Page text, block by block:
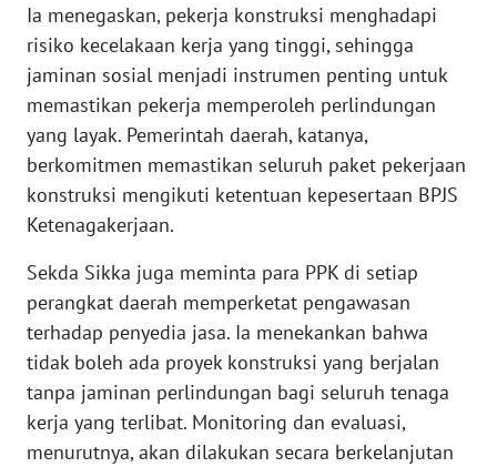
Ia menegaskan, pekerja konstruksi menghadapi
risiko kecelakaan kerja yang tinggi, sehingga
jaminan sosial menjadi instrumen penting untuk
memastikan pekerja memperoleh perlindungan
yang layak. Pemerintah daerah, katanya,
berkomitmen memastikan seluruh paket pekerjaan
konstruksi mengikuti ketentuan kepesertaan BPJS
Ketenagakerjaan.
Sekda Sikka juga meminta para PPK di setiap
perangkat daerah memperketat pengawasan
terhadap penyedia jasa. Ia menekankan bahwa
tidak boleh ada proyek konstruksi yang berjalan
tanpa jaminan perlindungan bagi seluruh tenaga
kerja yang terlibat. Monitoring dan evaluasi,
menurutnya, akan dilakukan secara berkelanjutan
RIAU
WN
SERAMBI
WN
SULTRA
WN
NTB
WN
SULTENG